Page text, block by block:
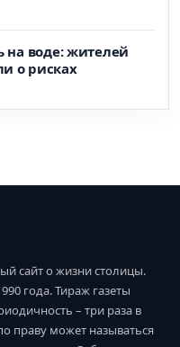
на воде: жителей
о рисках
сайт о жизни столицы.
года. Тираж газеты
– три раза в
праву может называться